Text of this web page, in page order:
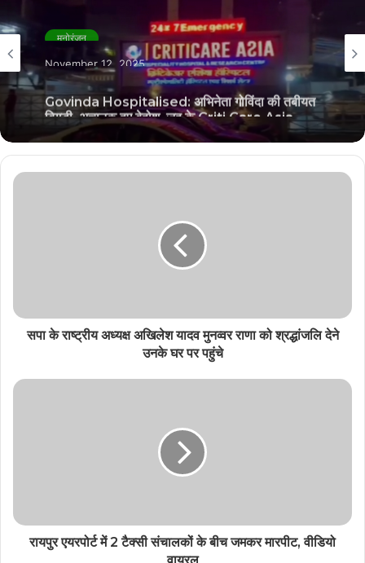
मनोरंजन
November 12, 2025
Govinda Hospitalised: अभिनेता गोविंदा की तबीयत
बिगड़ी, अचानक हुए बेहोश, जुहू के Criti Care Asia
अस्पताल में भर्ती
सपा के राष्ट्रीय अध्यक्ष अखिलेश यादव मुनव्वर राणा को श्रद्धांजलि देने
उनके घर पर पहुंचे
रायपुर एयरपोर्ट में 2 टैक्सी संचालकों के बीच जमकर मारपीट, वीडियो